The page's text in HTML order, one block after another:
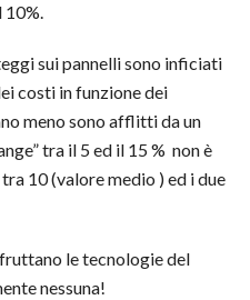
10%.
sui pannelli sono inficiati
costi in funzione dei
meno sono afflitti da un
tra il 5 ed il 15 % non è
tra 10 (valore medio ) ed i due
le tecnologie del
nessuna!